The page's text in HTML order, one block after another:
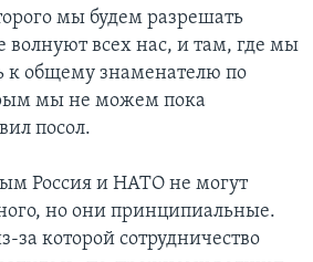
мы будем разрешать
волнуют всех нас, и там, где мы
к общему знаменателю по
мы не можем пока
посол.
Россия и НАТО не могут
но они принципиальные.
за которой сотрудничество